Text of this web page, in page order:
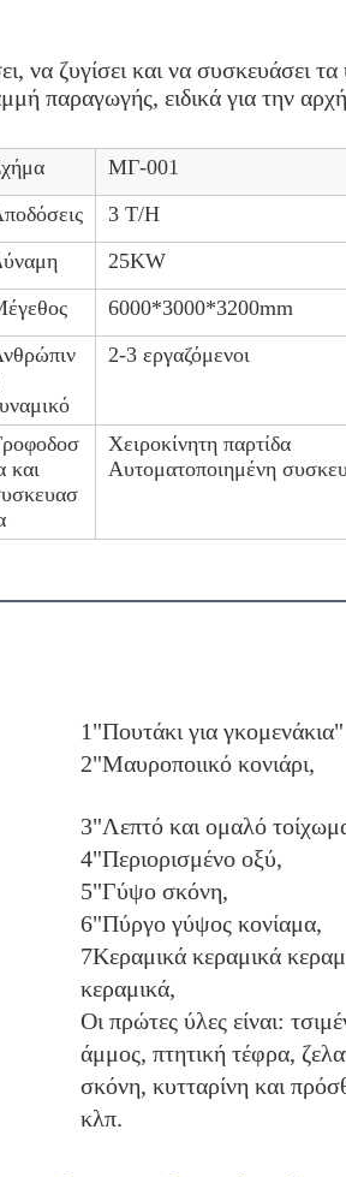
να ζυγίσει και να συσκευάσει
παραγωγής, ειδικά για την
ΜΓ-001
3 Τ/Η
25KW
6000*3000*3200mm
2-3 εργαζόμενοι
και
Χειροκίνητη παρτίδα
Αυτοματοποιημένη
1"Πουτάκι για γκομενάκια"
2"Μαυροποιικό κονιάρι,
3"Λεπτό και ομαλό
4"Περιορισμένο οξύ,
5"Γύψο σκόνη,
6"Πύργο γύψος κονίαμα,
7Κεραμικά κεραμικά
κεραμικά,
Οι πρώτες ύλες είναι:
άμμος, πτητική τέφρα,
σκόνη, κυτταρίνη και
κλπ.